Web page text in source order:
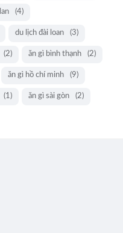
(4)
du lịch đài loan (3)
(2) ăn gì bình thạnh (2)
ăn gì hồ chí minh (9)
(1) ăn gì sài gòn (2)